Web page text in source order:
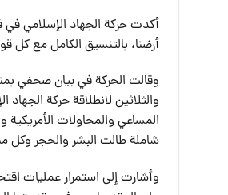
أرضنا، بالتنسيق الكامل مع كل
والثلاثين لانطلاقة حركة
المساعي والمحاولات
شاملة طالت البشر والحجر وكل
وأشارت إلى استمرار عمليات